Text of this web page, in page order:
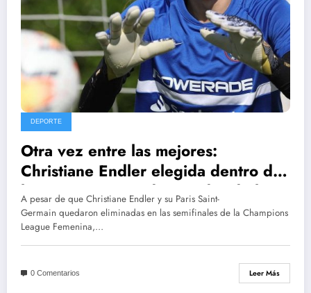
DEPORTE
Otra vez entre las mejores:
Christiane Endler elegida dentro de
las arqueras más destacadas de la
Champions
A pesar de que Christiane Endler y su Paris Saint-
Germain quedaron eliminadas en las semifinales de la Champions
League Femenina,…
0 Comentarios Leer Más